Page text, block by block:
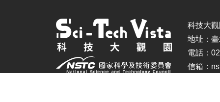
科技大
地址：
電話：
信箱：